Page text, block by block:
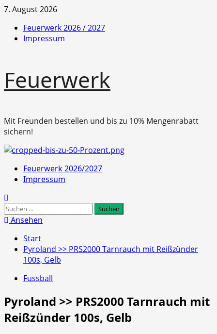
Zum
springen
7. August 2026
Feuerwerk 2026 / 2027
Impressum
Feuerwerk
Mit Freunden bestellen und bis zu 10% Mengenrabatt
sichern!
Primäres
Menü
Feuerwerk 2026/2027
Impressum
Suchen
nach:
Ansehen
Start
Pyroland >> PRS2000 Tarnrauch mit Reißzünder
100s, Gelb
Fussball
Pyroland >> PRS2000 Tarnrauch mit
Reißzünder 100s, Gelb